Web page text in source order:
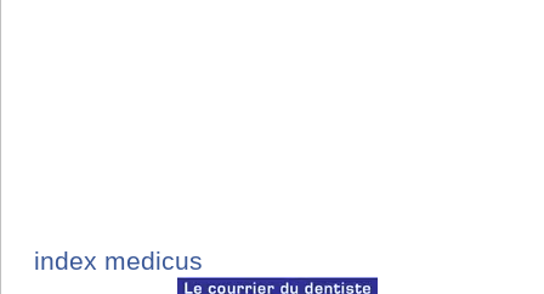
index medicus